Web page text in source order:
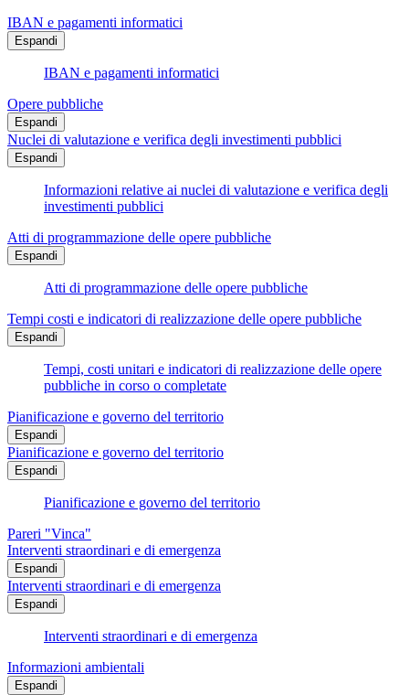
IBAN e pagamenti informatici
Espandi
IBAN e pagamenti informatici
Opere pubbliche
Espandi
Nuclei di valutazione e verifica degli investimenti pubblici
Espandi
Informazioni relative ai nuclei di valutazione e verifica degli
investimenti pubblici
Atti di programmazione delle opere pubbliche
Espandi
Atti di programmazione delle opere pubbliche
Tempi costi e indicatori di realizzazione delle opere pubbliche
Espandi
Tempi, costi unitari e indicatori di realizzazione delle opere
pubbliche in corso o completate
Pianificazione e governo del territorio
Espandi
Pianificazione e governo del territorio
Espandi
Pianificazione e governo del territorio
Pareri "Vinca"
Interventi straordinari e di emergenza
Espandi
Interventi straordinari e di emergenza
Espandi
Interventi straordinari e di emergenza
Informazioni ambientali
Espandi